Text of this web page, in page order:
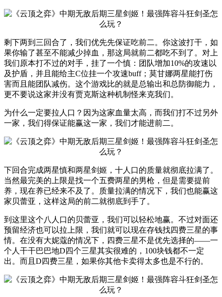
剩下两到三回合了，我们优先先保证吃前二。你这波打干，如
果你输了甚至不能减少掉血，那这局就前二都吃不到了。对上
我们原本打不过的对手，挂了一个慎：团队增加10%的攻速以
及护盾，并且能给主C位挂一个攻速buff；莫甘娜两星能打伤
害而且能团队减伤。这个游戏比的就是总输出和总防御能力，
更不要说这家并没有贾克斯这种机制怪来克我们。
为什么一定要拉人口？因为这家血量太高，而我们打不过另外
一家，我们得保证能赢这一家，我们才能进前二。
下回合完成两星慎和两星剑姬，十人口的质量就彻底拉满了。
当然最完美的上限是找一个五费两星的男枪，但是需要提前
养，现在养已经来不及了。质量拉满的情况下，我们也能赢这
家贝蕾亚，这样这局的前二就彻底到手了。
到这里这个八人口的贝蕾亚，我们可以轻松地赢。不过对面还
预留经济也可以拉上限，我们就可以现在存钱找四费三星的事
情。在没有大妮蔻的情况下，四费三星不是优先选择的——一
个人干干巴巴地D四个三星其实很难的，100块钱都不一定
出。而且D四费三星，如果你其他卡卖得太多也是不行的。